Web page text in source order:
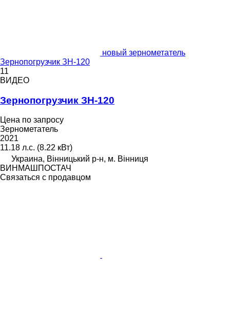
новый зернометатель
Зернопогрузчик ЗН-120
11
ВИДЕО
Зернопогрузчик ЗН-120
Цена по запросу
Зернометатель
2021
11.18 л.с. (8.22 кВт)
Украина, Вінницький р-н, м. Вінниця
ВИНМАШПОСТАЧ
Связаться с продавцом